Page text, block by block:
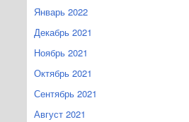
Январь 2022
Декабрь 2021
Ноябрь 2021
Октябрь 2021
Сентябрь 2021
Август 2021